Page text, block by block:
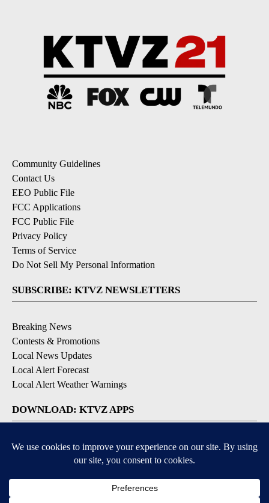
Community Guidelines
Contact Us
EEO Public File
FCC Applications
FCC Public File
Privacy Policy
Terms of Service
Do Not Sell My Personal Information
SUBSCRIBE: KTVZ NEWSLETTERS
Breaking News
Contests & Promotions
Local News Updates
Local Alert Forecast
Local Alert Weather Warnings
DOWNLOAD: KTVZ APPS
Apple & Google Play Stores